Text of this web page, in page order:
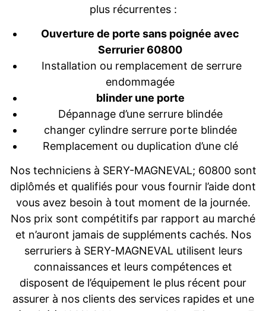
plus récurrentes :
Ouverture de porte sans poignée avec
Serrurier 60800
Installation ou remplacement de serrure
endommagée
blinder une porte
Dépannage d’une serrure blindée
changer cylindre serrure porte blindée
Remplacement ou duplication d’une clé
Nos techniciens à SERY-MAGNEVAL; 60800 sont
diplômés et qualifiés pour vous fournir l’aide dont
vous avez besoin à tout moment de la journée.
Nos prix sont compétitifs par rapport au marché
et n’auront jamais de suppléments cachés. Nos
serruriers à SERY-MAGNEVAL utilisent leurs
connaissances et leurs compétences et
disposent de l’équipement le plus récent pour
assurer à nos clients des services rapides et une